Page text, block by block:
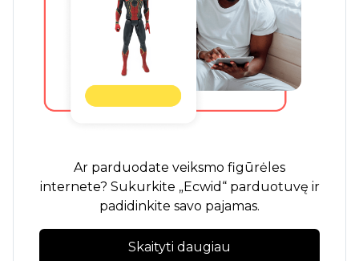
Ar parduodate veiksmo figūrėles
internete? Sukurkite „Ecwid“ parduotuvę ir
padidinkite savo pajamas.
Skaityti daugiau